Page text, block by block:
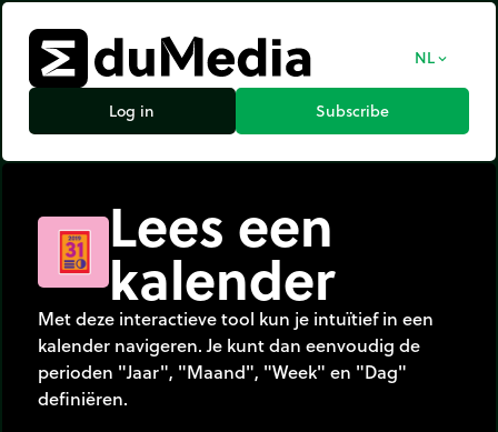
NL expand_more
Log in Subscribe
Lees een
kalender
Met deze interactieve tool kun je intuïtief in een
kalender navigeren. Je kunt dan eenvoudig de
perioden "Jaar", "Maand", "Week" en "Dag"
definiëren.